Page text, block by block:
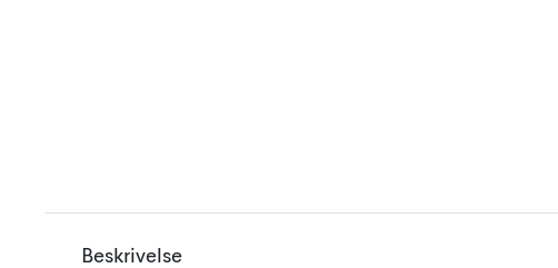
Beskrivelse